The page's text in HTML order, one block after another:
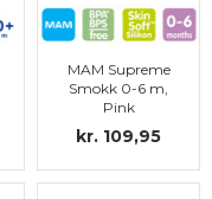
MAM Supreme
Smokk 0-6 m,
Pink
kr. 109,95